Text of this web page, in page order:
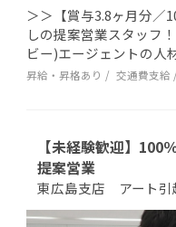
＞＞【賞与3.8ヶ月分／
しの提案営業スタッフ
ビー)エージェントの人
昇給・昇格あり 交通費支給
【未経験歓迎】100
提案営業
東広島支店 アート引